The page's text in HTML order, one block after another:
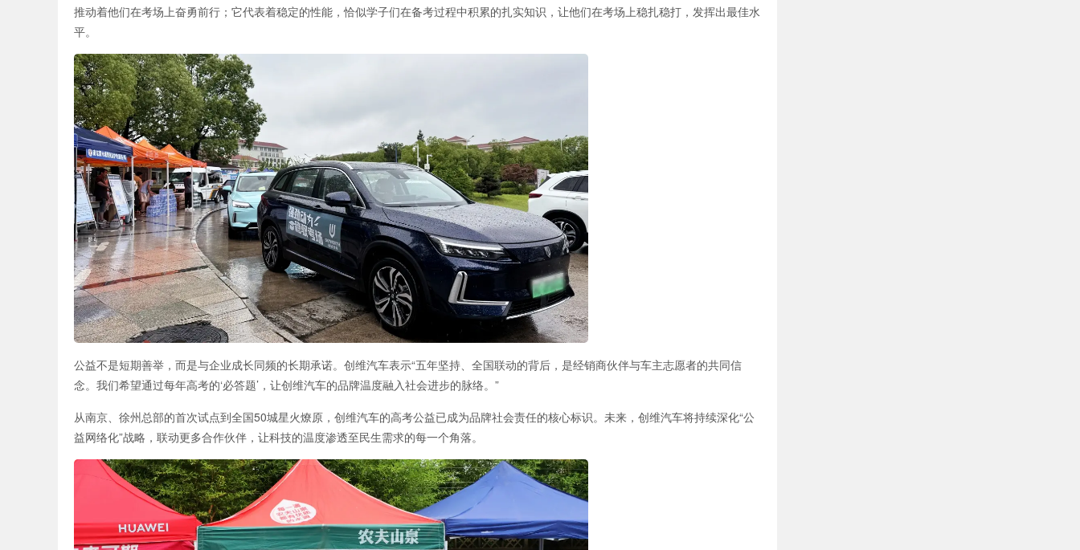
推动着他们在考场上奋勇前行；它代表着稳定的性能，恰似学子们在备考过程中积累的扎实知识，让他们在考场上稳扎稳打，发挥出最佳水
平。
公益不是短期善举，而是与企业成长同频的长期承诺。创维汽车表示“五年坚持、全国联动的背后，是经销商伙伴与车主志愿者的共同信
念。我们希望通过每年高考的‘必答题’，让创维汽车的品牌温度融入社会进步的脉络。”
从南京、徐州总部的首次试点到全国50城星火燎原，创维汽车的高考公益已成为品牌社会责任的核心标识。未来，创维汽车将持续深化“公
益网络化”战略，联动更多合作伙伴，让科技的温度渗透至民生需求的每一个角落。